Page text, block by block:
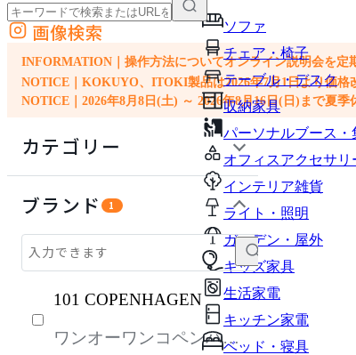
ソファ
チェア・椅子
テーブル・デスク
収納家具
パーソナルブース・
オフィスアクセサリ
インテリア雑貨
ライト・照明
ガーデン・屋外
キッズ家具
生活家電
キッチン家電
ベッド・寝具
外部サイトの商品をカートに追加
他のサイトで見つけた商品ページのURLを貼り付けて、カートに追加できます
画像検索
INFORMATION｜操作方法についてオンライン説明会を定
NOTICE｜KOKUYO、ITOKI製品は2026年7月1日より価格
NOTICE｜2026年8月8日(土) ～ 2026年8月16日(日)まで夏季
カテゴリー
テーブル・デスク
収納家具
ブランド 1
101 COPENHAGEN
ワンオーワンコペンハー